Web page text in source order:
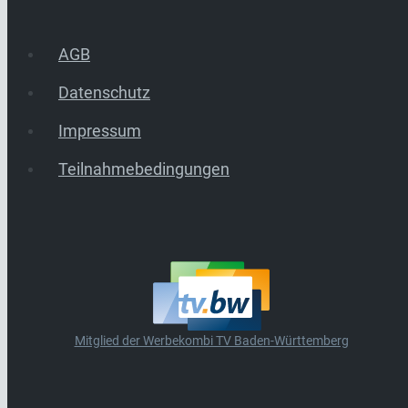
AGB
Datenschutz
Impressum
Teilnahmebedingungen
Mitglied der Werbekombi TV Baden-Württemberg